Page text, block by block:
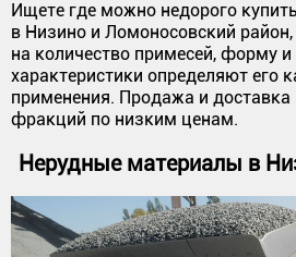
Ищете где можно недорого
в Низино и Ломоносовский
на количество примесей, форму и
характеристики определяют его
применения. Продажа и
фракций по низким ценам.
Нерудные материалы в